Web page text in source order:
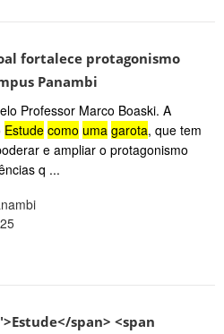
fortalece protagonismo
Panambi
Professor Marco Boaski. A
Estude como uma garota, que tem
e ampliar o protagonismo
q ...
span> <span